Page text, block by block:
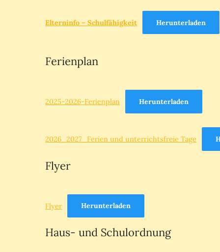
Elterninfo – Schulfähigkeit Herunterladen
Ferienplan
2025-2026-Ferienplan Herunterladen
2026_2027_Ferien und unterrichtsfreie Tage
Flyer
Flyer Herunterladen
Haus- und Schulordnung